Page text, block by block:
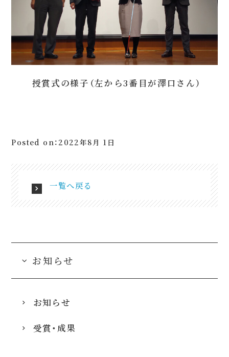
授賞式の様子（左から3番目が澤口さん）
Posted on：2022年8月 1日
一覧へ戻る
お知らせ
お知らせ
受賞・成果